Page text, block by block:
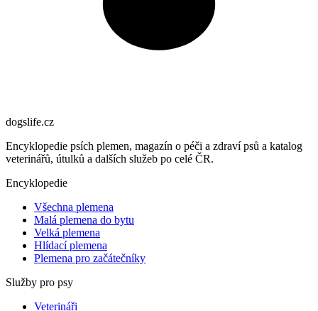
dogslife.cz
Encyklopedie psích plemen, magazín o péči a zdraví psů a katalog
veterinářů, útulků a dalších služeb po celé ČR.
Encyklopedie
Všechna plemena
Malá plemena do bytu
Velká plemena
Hlídací plemena
Plemena pro začátečníky
Služby pro psy
Veterináři